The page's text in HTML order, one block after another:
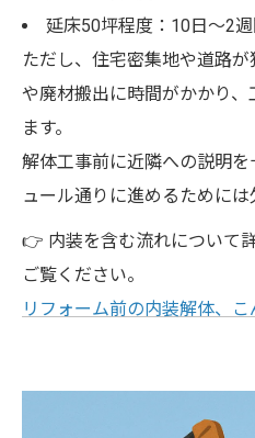
延床50坪程度：10日〜2
ただし、住宅密集地や道路
や廃材搬出に時間がかかり、
ます。
解体工事前に近隣への説明
ュール通りに進めるためには
👉 内装を含む流れについて
ご覧ください。
リフォーム前の内装解体、